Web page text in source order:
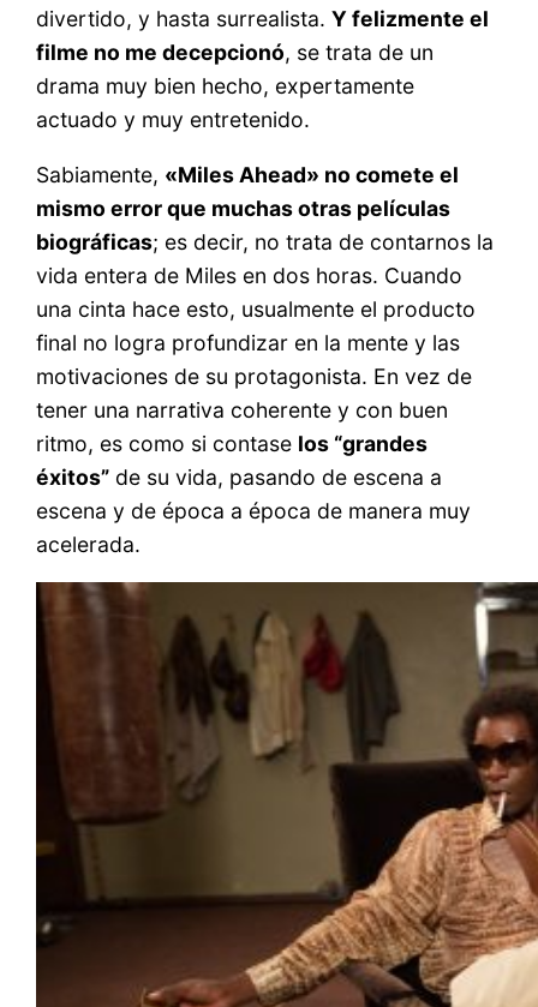
divertido, y hasta surrealista.Y felizmente el
filme no me decepcionó, se trata de un
drama muy bien hecho, expertamente
actuado y muy entretenido.
Sabiamente, «Miles Ahead» no comete el
mismo error que muchas otras películas
biográficas; es decir, no trata de contarnos la
vida entera de Miles en dos horas. Cuando
una cinta hace esto, usualmente el producto
final no logra profundizar en la mente y las
motivaciones de su protagonista. En vez de
tener una narrativa coherente y con buen
ritmo, es como si contase los “grandes
éxitos” de su vida, pasando de escena a
escena y de época a época de manera muy
acelerada.